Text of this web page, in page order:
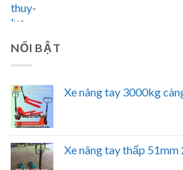
NỔI BẬT
Xe nâng tay 3000kg
Xe nâng tay thấp